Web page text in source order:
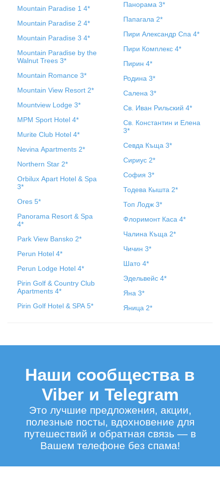
Mountain Paradise 1 4*
Mountain Paradise 2 4*
Mountain Paradise 3 4*
Mountain Paradise by the
Walnut Trees 3*
Mountain Romance 3*
Mountain View Resort 2*
Mountview Lodge 3*
MPM Sport Hotel 4*
Murite Club Hotel 4*
Nevina Apartments 2*
Northern Star 2*
Orbilux Apart Hotel & Spa
3*
Ores 5*
Panorama Resort & Spa
4*
Park View Bansko 2*
Perun Hotel 4*
Perun Lodge Hotel 4*
Pirin Golf & Country Club
Apartments 4*
Pirin Golf Hotel & SPA 5*
Панорама 3*
Папагала 2*
Пири Александр Спа 4*
Пири Комплекс 4*
Пирин 4*
Родина 3*
Салена 3*
Св. Иван Рильский 4*
Св. Константин и Елена
3*
Севда Къща 3*
Сириус 2*
София 3*
Тодева Кышта 2*
Топ Лодж 3*
Флоримонт Каса 4*
Чалина Къща 2*
Чичин 3*
Шато 4*
Эдельвейс 4*
Яна 3*
Яница 2*
Наши сообщества в
Viber и Telegram
Это лучшие предложения, акции,
полезные посты, вдохновение для
путешествий и обратная связь — в
Вашем телефоне без спама!